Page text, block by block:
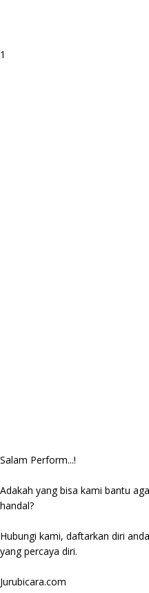
1
Salam Perform...!
Adakah yang bisa kami bantu
handal?
Hubungi kami, daftarkan diri
yang percaya diri.
Jurubicara.com